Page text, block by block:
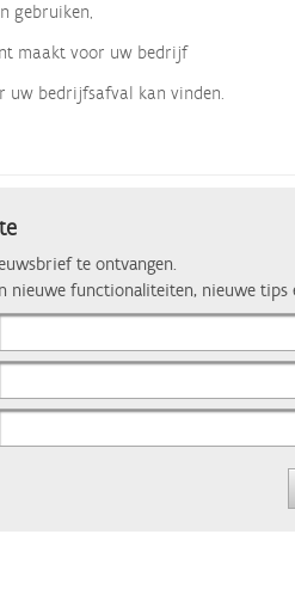
gebruiken,
maakt voor uw bedrijf
uw bedrijfsafval kan vinden.
te ontvangen.
nieuwe functionaliteiten, nieuwe tips